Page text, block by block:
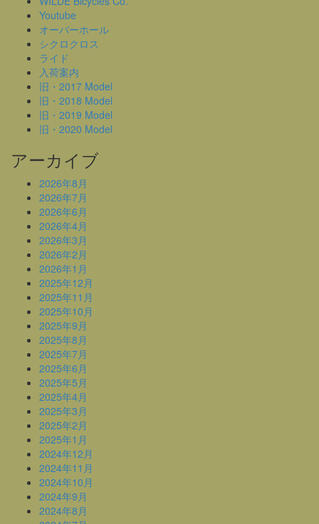
Youtube
オーバーホール
シクロクロス
ライド
入荷案内
旧・2017 Model
旧・2018 Model
旧・2019 Model
旧・2020 Model
アーカイブ
2026年8月
2026年7月
2026年6月
2026年4月
2026年3月
2026年2月
2026年1月
2025年12月
2025年11月
2025年10月
2025年9月
2025年8月
2025年7月
2025年6月
2025年5月
2025年4月
2025年3月
2025年2月
2025年1月
2024年12月
2024年11月
2024年10月
2024年9月
2024年8月